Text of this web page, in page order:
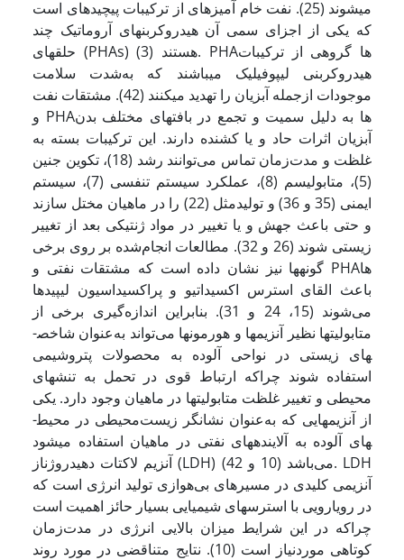
می­شوند (25). نفت خام آمیزه­ای از ترکیبات پیچیده­ای است
که یکی از اجزای سمی آن هیدروکربن­های آروماتیک چند
حلقه­ای (PHAs) هستند (3). PHA­ها گروهی از ترکیبات
هیدروکربنی لیپوفیلیک می­باشند که به‌شدت سلامت
موجودات ازجمله آبزیان را تهدید می­کنند (42). مشتقات نفت
و PHA­ها به دلیل سمیت و تجمع در بافت­های مختلف بدن
آبزیان اثرات حاد و یا کشنده دارند. این ترکیبات بسته به
غلظت و مدت‌زمان تماس می‌توانند رشد (18)، تکوین جنین
(5)، متابولیسم (8)، عملکرد سیستم تنفسی (7)، سیستم
ایمنی (35 و 36) و تولیدمثل (22) را در ماهیان مختل سازند
و حتی باعث جهش و یا تغییر در مواد ژنتیکی بعد از تغییر
زیستی شوند (26 و 32). مطالعات انجام‌شده بر روی برخی
گونه­ها نیز نشان داده است که مشتقات نفتی و PHA­ها
باعث القای استرس اکسیداتیو و پراکسیداسیون لیپیدها
می‌شوند (15، 24 و 31). بنابراین اندازه‌گیری برخی از
متابولیت­ها نظیر آنزیم­­ها و هورمون­ها می‌تواند به‌عنوان شاخص­
های زیستی در نواحی آلوده به محصولات پتروشیمی
استفاده شوند چراکه ارتباط قوی در تحمل به تنش­های
محیطی و تغییر غلظت متابولیت­ها در ماهیان وجود دارد. یکی
از آنزیم­هایی که به‌عنوان نشانگر زیست‌محیطی در محیط­
های آلوده به آلاینده­های نفتی در ماهیان استفاده می­شود
آنزیم لاکتات دهیدروژناز (LDH) می‌باشد (10 و 42). LDH
آنزیمی کلیدی در مسیر­های بی‌هوازی تولید انرژی است که
در رویارویی با استرس­های شیمیایی بسیار حائز اهمیت است
چراکه در این شرایط میزان بالایی انرژی در مدت‌زمان
کوتاهی موردنیاز است (10). نتایج متناقضی در مورد روند